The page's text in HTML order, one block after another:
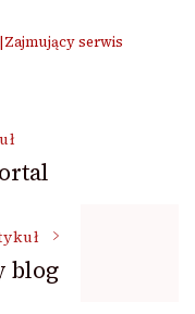
serwis
blog